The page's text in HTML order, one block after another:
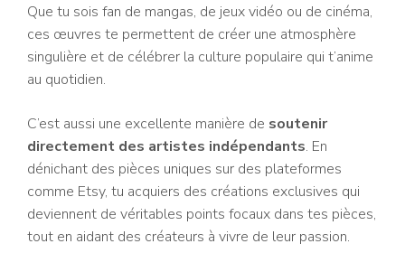
Que tu sois fan de mangas, de jeux vidéo ou de cinéma,
ces œuvres te permettent de créer une atmosphère
singulière et de célébrer la culture populaire qui t’anime
au quotidien.
C’est aussi une excellente manière de soutenir
directement des artistes indépendants. En
dénichant des pièces uniques sur des plateformes
comme Etsy, tu acquiers des créations exclusives qui
deviennent de véritables points focaux dans tes pièces,
tout en aidant des créateurs à vivre de leur passion.